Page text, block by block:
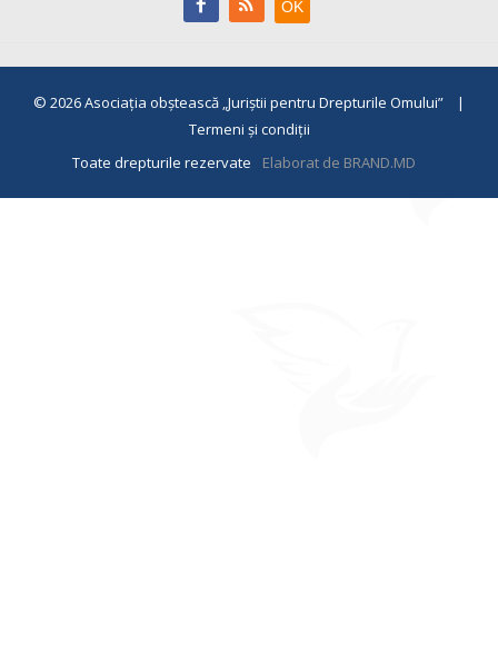
© 2026Asociaţia obştească „Juriştii pentru Drepturile Omului” |
Termeni și condiții
Toate drepturile rezervate
Elaborat de BRAND.MD